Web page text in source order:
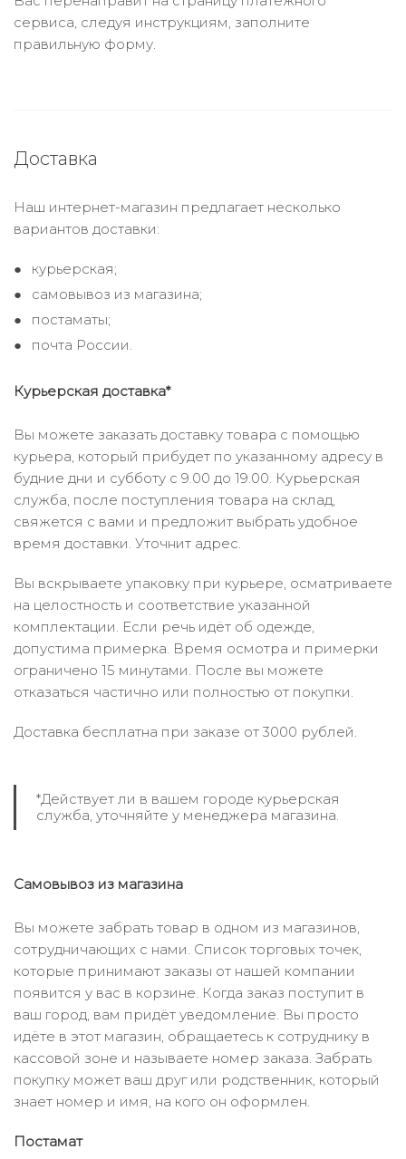
сервиса, следуя инструкциям, заполните
правильную форму.
Доставка
Наш интернет-магазин предлагает несколько
вариантов доставки:
курьерская;
самовывоз из магазина;
постаматы;
почта России.
Курьерская доставка*
Вы можете заказать доставку товара с помощью
курьера, который прибудет по указанному адресу в
будние дни и субботу с 9.00 до 19.00. Курьерская
служба, после поступления товара на склад,
свяжется с вами и предложит выбрать удобное
время доставки. Уточнит адрес.
Вы вскрываете упаковку при курьере, осматриваете
на целостность и соответствие указанной
комплектации. Если речь идёт об одежде,
допустима примерка. Время осмотра и примерки
ограничено 15 минутами. После вы можете
отказаться частично или полностью от покупки.
Доставка бесплатна при заказе от 3000 рублей.
*Действует ли в вашем городе курьерская
служба, уточняйте у менеджера магазина.
Самовывоз из магазина
Вы можете забрать товар в одном из магазинов,
сотрудничающих с нами. Список торговых точек,
которые принимают заказы от нашей компании
появится у вас в корзине. Когда заказ поступит в
ваш город, вам придёт уведомление. Вы просто
идёте в этот магазин, обращаетесь к сотруднику в
кассовой зоне и называете номер заказа. Забрать
покупку может ваш друг или родственник, который
знает номер и имя, на кого он оформлен.
Постамат